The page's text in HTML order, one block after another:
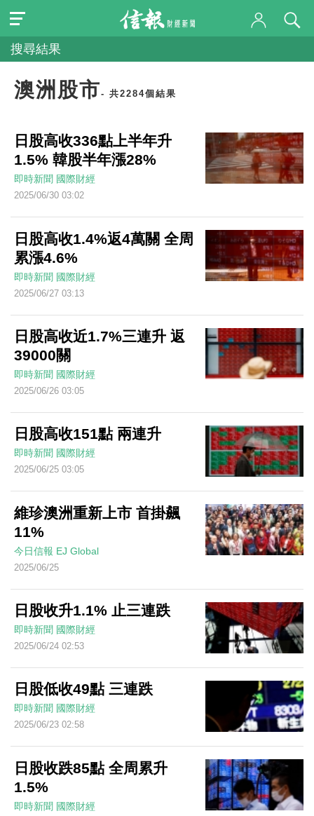
搜尋結果
澳洲股市- 共2284個結果
日股高收336點上半年升
1.5% 韓股半年漲28%
即時新聞 國際財經
2025/06/30 03:02
日股高收1.4%返4萬關 全周
累漲4.6%
即時新聞 國際財經
2025/06/27 03:13
日股高收近1.7%三連升 返
39000關
即時新聞 國際財經
2025/06/26 03:05
日股高收151點 兩連升
即時新聞 國際財經
2025/06/25 03:05
維珍澳洲重新上市 首掛飆
11%
今日信報 EJ Global
2025/06/25
日股收升1.1% 止三連跌
即時新聞 國際財經
2025/06/24 02:53
日股低收49點 三連跌
即時新聞 國際財經
2025/06/23 02:58
日股收跌85點 全周累升
1.5%
即時新聞 國際財經